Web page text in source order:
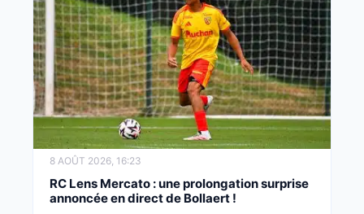
8 AOÛT 2026, 16:23
RC Lens Mercato : une prolongation surprise
annoncée en direct de Bollaert !